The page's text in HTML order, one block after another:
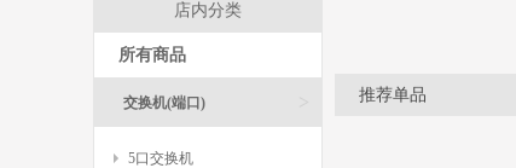
店内分类
所有商品
交换机(端口)
5口交换机
推荐单品